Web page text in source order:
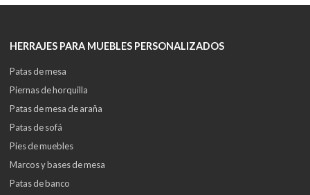
HERRAJES PARA MUEBLES PERSONALIZADOS
Patas de mesa
Piernas de horquilla
Patas de mesa de araña
Patas de sofá
Pies de muebles
Marcos y bases de mesa
Patas de banco